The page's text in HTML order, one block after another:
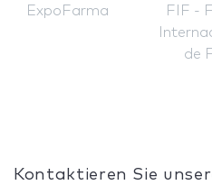
ExpoFarma
FIF -
de
Kontaktieren Sie